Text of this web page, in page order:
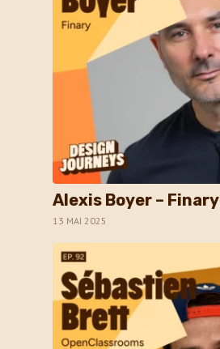
Alexis Boyer – Finary
13 MAI 2025